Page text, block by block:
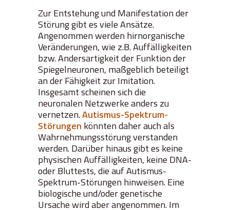
Zur Entstehung und Manifestation der
Störung gibt es viele Ansätze.
Angenommen werden hirnorganische
Veränderungen, wie z.B. Auffälligkeiten
bzw. Andersartigkeit der Funktion der
Spiegelneuronen, maßgeblich beteiligt
an der Fähigkeit zur Imitation.
Insgesamt scheinen sich die
neuronalen Netzwerke anders zu
vernetzen.Autismus-Spektrum-
Störungen könnten daher auch als
Wahrnehmungsstörung verstanden
werden. Darüber hinaus gibt es keine
physischen Auffälligkeiten, keine DNA-
oder Bluttests, die auf Autismus-
Spektrum-Störungen hinweisen. Eine
biologische und/oder genetische
Ursache wird aber angenommen. Im